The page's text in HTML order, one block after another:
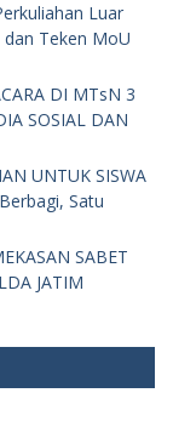
Luar
Teken MoU
DI MTsN 3
SOSIAL DAN
UNTUK SISWA
Satu
SABET
JATIM